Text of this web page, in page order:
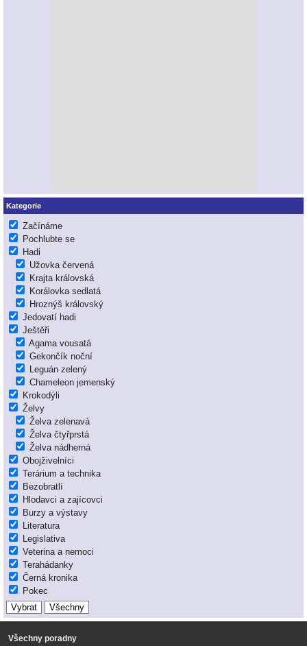
Kategorie
Začínáme
Pochlubte se
Hadi
Užovka červená
Krajta královská
Korálovka sedlatá
Hroznýš královský
Jedovatí hadi
Ještěři
Agama vousatá
Gekončík noční
Leguán zelený
Chameleon jemenský
Krokodýli
Želvy
Želva zelenavá
Želva čtyřprstá
Želva nádherná
Obojživelníci
Terárium a technika
Bezobratlí
Hlodavci a zajícovci
Burzy a výstavy
Literatura
Legislativa
Veterina a nemoci
Terahádanky
Černá kronika
Pokec
Všechny poradny